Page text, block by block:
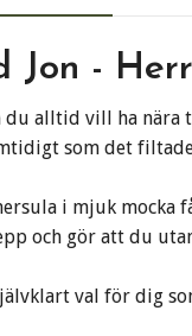
Jon -
du alltid vill ha nära
som det
i mjuk mocka
och gör att du
val för dig